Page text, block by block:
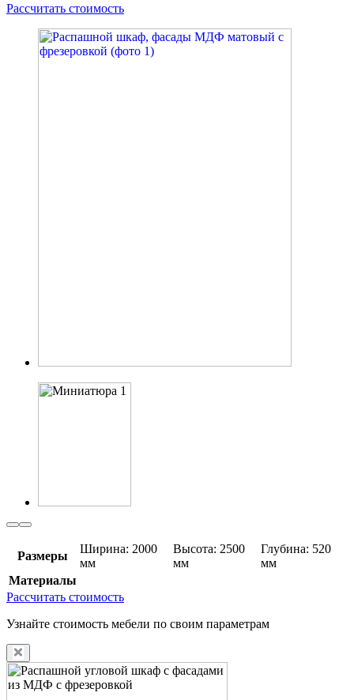
Рассчитать стоимость
Размеры
Ширина: 2000
мм
Высота: 2500
мм
Глубина: 520
мм
Материалы
Рассчитать стоимость
Узнайте стоимость мебели по своим параметрам